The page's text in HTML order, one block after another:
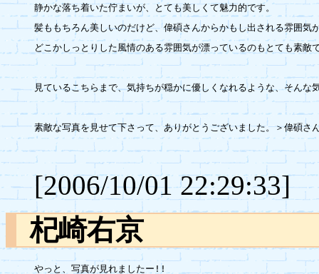
静かな落ち着いた佇まいが、とても美しくて魅力的です。
髪ももちろん美しいのだけど、偉碩さんからかもし出される雰囲気
どこかしっとりした風情のある雰囲気が漂っているのもとても素敵
見ているこちらまで、気持ちが穏かに優しくなれるような、そんな
素敵な写真を見せて下さって、ありがとうございました。＞偉碩
[2006/10/01 22:29:33]
杞崎右京
やっと、写真が見れましたー!!